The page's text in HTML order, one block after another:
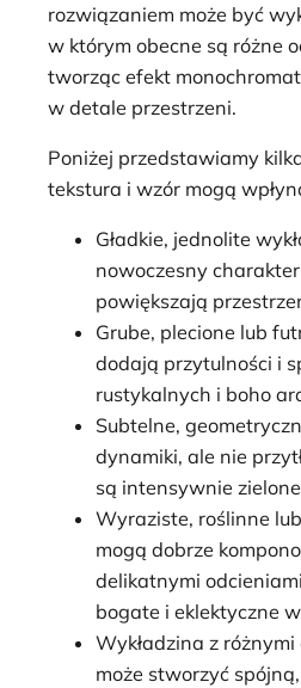
rozwiązaniem może być
w którym obecne są różne
tworząc efekt
w detale przestrzeni.
Poniżej przedstawiamy
tekstura i wzór mogą
Gładkie, jednolite
nowoczesny
powiększają
Grube, plecione lub
dodają przytulności i
rustykalnych i boho
Subtelne,
dynamiki, ale nie
są intensywnie
Wyraziste, roślinne
mogą dobrze
delikatnymi
bogate i eklektyczne
Wykładzina z
może stworzyć